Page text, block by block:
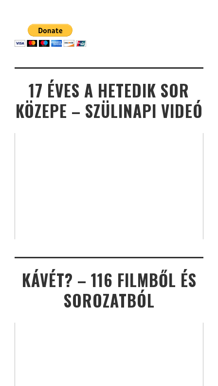
17 ÉVES A HETEDIK SOR
KÖZEPE – SZÜLINAPI VIDEÓ
KÁVÉT? – 116 FILMBŐL ÉS
SOROZATBÓL